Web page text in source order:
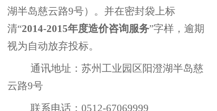
湖半岛慈云路9号）。并在密封袋上标
清“2014-2015年度造价咨询服务”字样，逾期
视为自动放弃投标。
通讯地址：苏州工业园区阳澄湖半岛慈
云路9号
联系电话：0512-67069999